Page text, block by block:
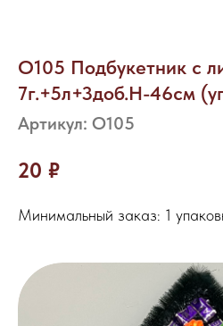
О105 Подбукетник с
7г.+5л+3доб.H-46см
Артикул: О105
20 ₽
Минимальный заказ: 1